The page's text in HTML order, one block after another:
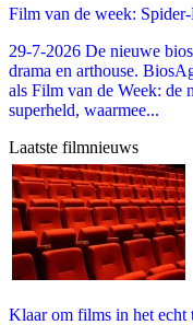
Film van de week:
29-7-2026 De nieuwe
drama en arthouse.
als Film van de Week: de
superheld, waarmee...
Laatste filmnieuws
Klaar om films in het echt